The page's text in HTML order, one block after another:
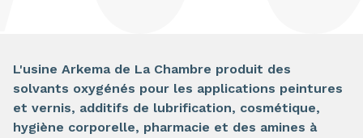
L'usine Arkema de La Chambre produit des
solvants oxygénés pour les applications peintures
et vernis, additifs de lubrification, cosmétique,
hygiène corporelle, pharmacie et des amines à